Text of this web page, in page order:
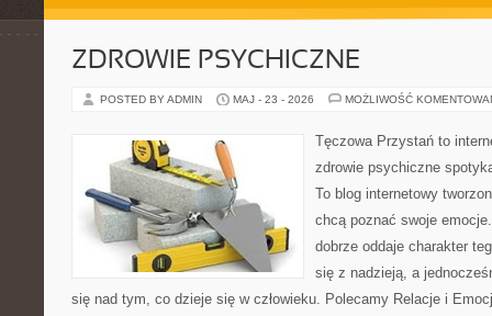
ZDROWIE PSYCHICZNE
POSTED BY ADMIN MAJ - 23 - 2026 MOŻLIWOŚĆ
Tęczowa Przystań to
zdrowie psychiczne
To blog internetowy
chcą poznać swoje
dobrze oddaje charakter
się z nadzieją, a
się nad tym, co dzieje się w człowieku. Polecamy Relacje i